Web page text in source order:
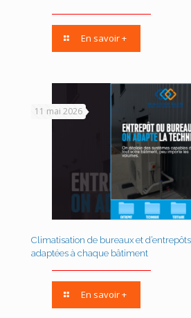
En savoir +
11 mai 2026
Climatisation de bureaux et
adaptées à chaque bâtiment
En savoir +